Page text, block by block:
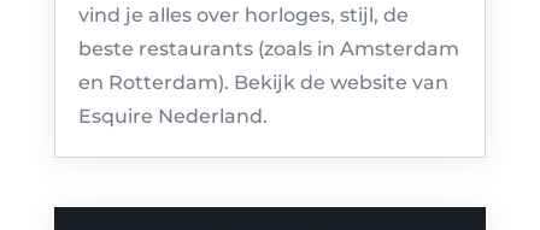
vind je alles over horloges, stijl, de
beste restaurants (zoals in Amsterdam
en Rotterdam). Bekijk de website van
Esquire Nederland.